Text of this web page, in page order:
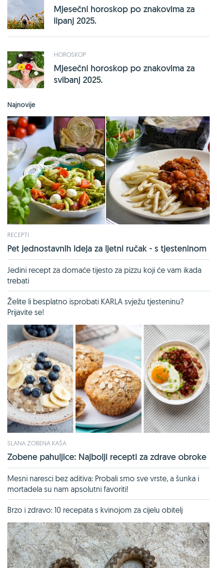
Mjesečni horoskop po znakovima za
lipanj 2025.
HOROSKOP
Mjesečni horoskop po znakovima za
svibanj 2025.
Najnovije
RECEPTI
Pet jednostavnih ideja za ljetni ručak - s tjesteninom
Jedini recept za domaće tijesto za pizzu koji će vam ikada
trebati
Želite li besplatno isprobati KARLA svježu tjesteninu?
Prijavite se!
SLANA ZOBENA KAŠA
Zobene pahuljice: Najbolji recepti za zdrave obroke
Mesni naresci bez aditiva: Probali smo sve vrste, a šunka i
mortadela su nam apsolutni favoriti!
Brzo i zdravo: 10 recepata s kvinojom za cijelu obitelj